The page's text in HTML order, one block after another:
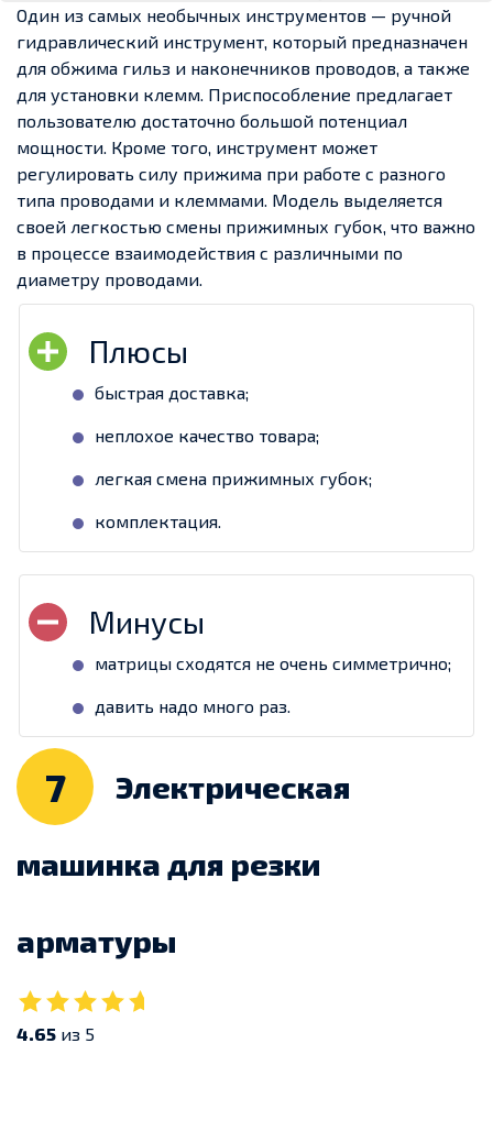
Один из самых необычных инструментов — ручной
гидравлический инструмент, который предназначен
для обжима гильз и наконечников проводов, а также
для установки клемм. Приспособление предлагает
пользователю достаточно большой потенциал
мощности. Кроме того, инструмент может
регулировать силу прижима при работе с разного
типа проводами и клеммами. Модель выделяется
своей легкостью смены прижимных губок, что важно
в процессе взаимодействия с различными по
диаметру проводами.
быстрая доставка;
неплохое качество товара;
легкая смена прижимных губок;
комплектация.
матрицы сходятся не очень симметрично;
давить надо много раз.
7 Электрическая
машинка для резки
арматуры
4.65 из 5